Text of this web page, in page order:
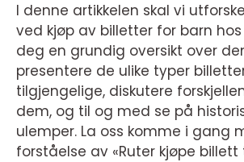
I denne artikkelen skal vi
ved kjøp av billetter for barn hos
deg en grundig oversikt over
presentere de ulike typer
tilgjengelige, diskutere
dem, og til og med se på
ulemper. La oss komme i gang
forståelse av «Ruter kjøpe billett